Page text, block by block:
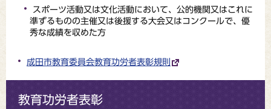
スポーツ活動又は文化活動において、公的機関又はこれに
準ずるものの主催又は後援する大会又はコンクールで、優
秀な成績を収めた方
成田市教育委員会教育功労者表彰規則
教育功労者表彰